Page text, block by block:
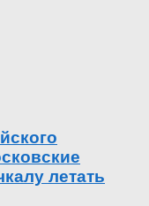
летать